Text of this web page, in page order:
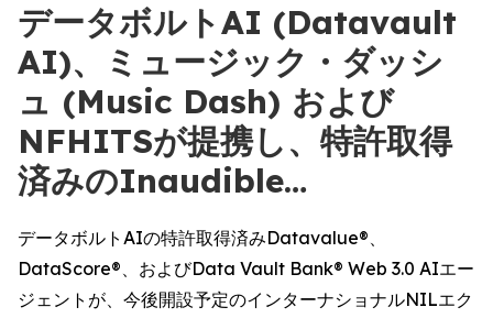
データボルトAI (Datavault
AI)、ミュージック・ダッシ
ュ (Music Dash) および
NFHITSが提携し、特許取得
済みのInaudible…
データボルトAIの特許取得済みDatavalue®、
DataScore®、およびData Vault Bank® Web 3.0 AIエー
ジェントが、今後開設予定のインターナショナルNILエク